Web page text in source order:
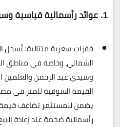
1. عوائد رأسمالية قياسية وسريعة (Capital Gains)
قفزات سعرية متتالية:تُسجل
الشمالي، وخاصة في مناطق
وسيدي عبد الرحمن والعلمين
القيمة السوقية للمتر في
يضمن للمستثمر تضاعف قيمة
رأسمالية ضخمة عند إعادة